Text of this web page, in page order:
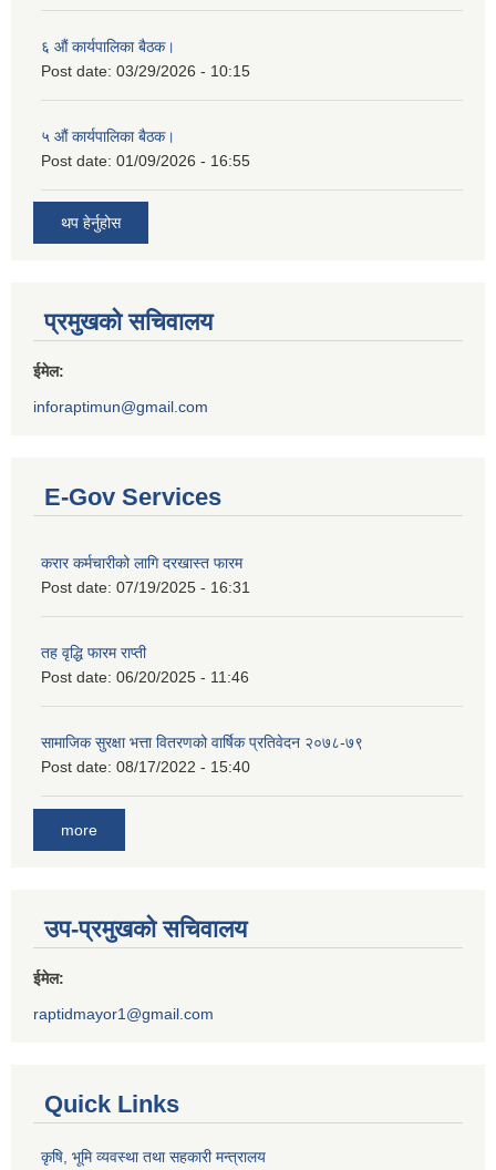
६ औं कार्यपालिका बैठक।
Post date: 03/29/2026 - 10:15
५ औं कार्यपालिका बैठक।
Post date: 01/09/2026 - 16:55
थप हेर्नुहोस
प्रमुखको सचिवालय
ईमेल:
inforaptimun@gmail.com
E-Gov Services
करार कर्मचारीको लागि दरखास्त फारम
Post date: 07/19/2025 - 16:31
तह वृद्धि फारम राप्ती
Post date: 06/20/2025 - 11:46
सामाजिक सुरक्षा भत्ता वितरणको वार्षिक प्रतिवेदन २०७८-७९
Post date: 08/17/2022 - 15:40
more
उप-प्रमुखको सचिवालय
ईमेल:
raptidmayor1@gmail.com
Quick Links
कृषि, भूमि व्यवस्था तथा सहकारी मन्त्रालय